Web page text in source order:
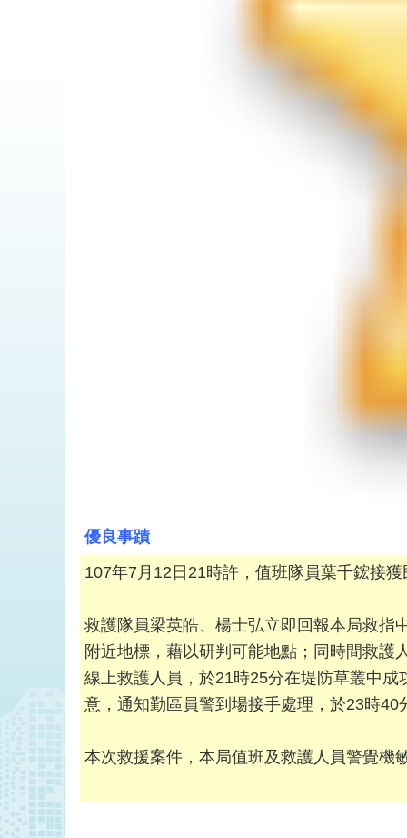
優良事蹟
107年7月12日21時許，值班隊員葉千鋐接
救護隊員梁英皓、楊士弘立即回報本局救指
附近地標，藉以研判可能地點；同時間救
線上救護人員，於21時25分在堤防草叢中
意，通知勤區員警到場接手處理，於23時40
本次救援案件，本局值班及救護人員警覺機